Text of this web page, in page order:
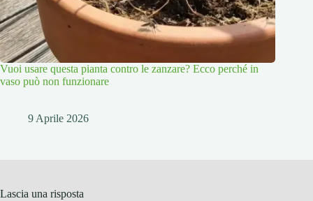
Vuoi usare questa pianta contro le zanzare? Ecco perché in
vaso può non funzionare
9 Aprile 2026
Lascia una risposta